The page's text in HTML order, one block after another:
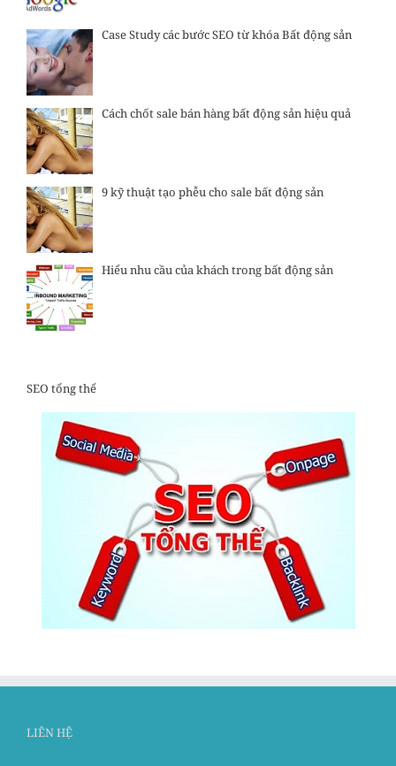
Case Study các bước SEO từ khóa Bất động sản
Cách chốt sale bán hàng bất động sản hiệu quả
9 kỹ thuật tạo phễu cho sale bất động sản
Hiểu nhu cầu của khách trong bất động sản
SEO tổng thể
LIÊN HỆ